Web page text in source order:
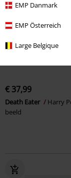
EMP Danmark
EMP Österreich
Large Belgique
€ 37,99
Death Eater
Harry
beeld